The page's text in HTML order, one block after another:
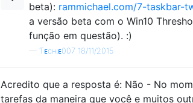
beta): rammichael.com/7-taskbar-
a versão beta com o Win10
função em questão). :)
— Ƭᴇcʜιᴇ007 18/11/2015
Acredito que a resposta é: Não - No
tarefas da maneira que você e muitos